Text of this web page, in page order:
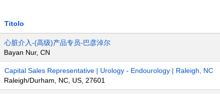
Titolo
心脏介入-(高级)产品专员-巴彦淖尔
Bayan Nur, CN
Capital Sales Representative | Urology - Endourology | Raleigh, NC
Raleigh/Durham, NC, US, 27601